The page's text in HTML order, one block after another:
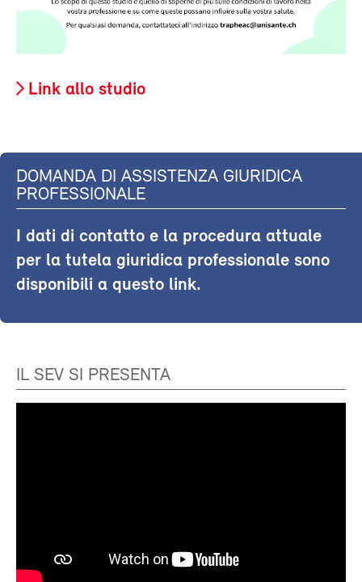
Link allo studio
DOMANDA DI ASSISTENZA GIURIDICA
PROFESSIONALE
I dati di contatto e la procedura attuale
per la tutela giuridica professionale sono
disponibili a questo link.
IL SEV SI PRESENTA